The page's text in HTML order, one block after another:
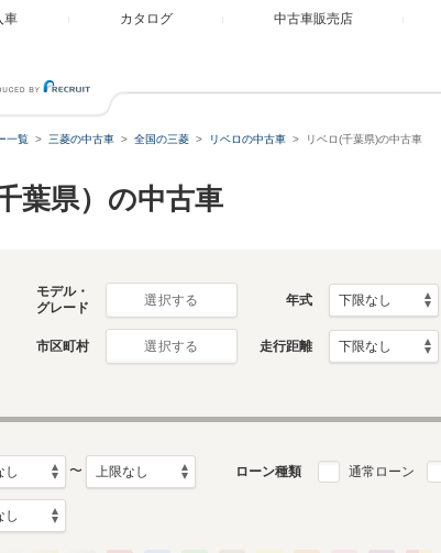
車 カタログ 中古車販売店
一覧 三菱の中古車 全国の三菱 リベロの中古車 リベロ(千葉県)の中古車
葉県）の中古車
モデル・
グレード
選択する 年式
市区町村 選択する 走行距離
〜 ローン種類 通常ローン